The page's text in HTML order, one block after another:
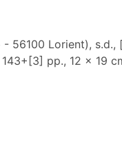
56100 Lorient),
pp., 12 x 19